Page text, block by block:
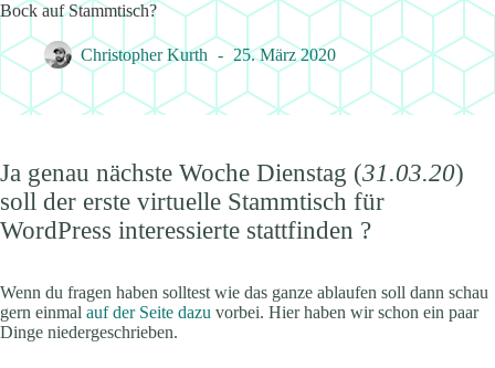
Bock auf Stammtisch?
Christopher Kurth 25. März 2020
Ja genau nächste Woche Dienstag (31.03.20)
soll der erste virtuelle Stammtisch für
WordPress interessierte stattfinden ?
Wenn du fragen haben solltest wie das ganze ablaufen soll dann schau
gern einmal auf der Seite dazu vorbei. Hier haben wir schon ein paar
Dinge niedergeschrieben.